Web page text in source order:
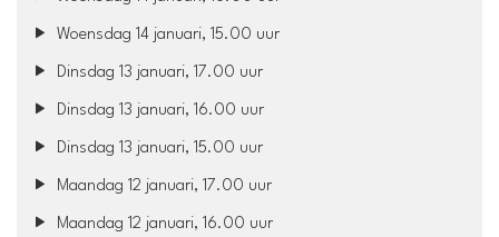
Woensdag 14 januari, 15.00 uur
Dinsdag 13 januari, 17.00 uur
Dinsdag 13 januari, 16.00 uur
Dinsdag 13 januari, 15.00 uur
Maandag 12 januari, 17.00 uur
Maandag 12 januari, 16.00 uur